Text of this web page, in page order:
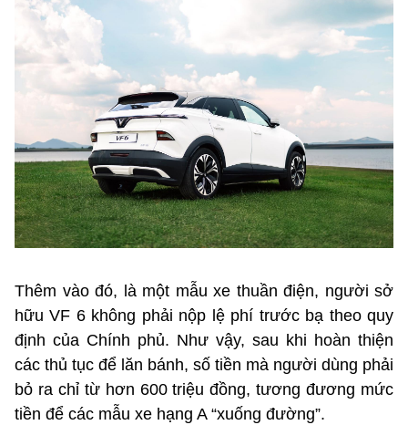
Thêm vào đó, là một mẫu xe thuần điện, người sở
hữu VF 6 không phải nộp lệ phí trước bạ theo quy
định của Chính phủ. Như vậy, sau khi hoàn thiện
các thủ tục để lăn bánh, số tiền mà người dùng phải
bỏ ra chỉ từ hơn 600 triệu đồng, tương đương mức
tiền để các mẫu xe hạng A “xuống đường”.